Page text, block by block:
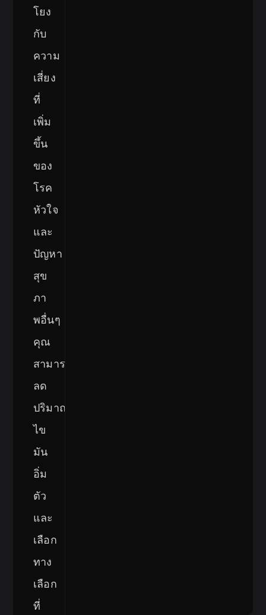
โยง
กับ
ความ
เสี่ยง
ที่
เพิ่ม
ขึ้น
ของ
โรค
หัวใจ
และ
ปัญหา
สุข
ภา
พอื่นๆ
คุณ
สามารถ
ลด
ปริมาณ
ไข
มัน
อิ่ม
ตัว
และ
เลือก
ทาง
เลือก
ที่